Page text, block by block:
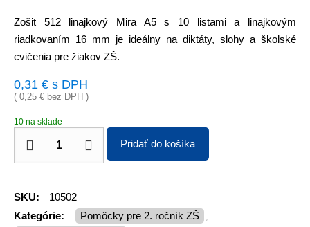
Zošit 512 linajkový Mira A5 s 10 listami a linajkovým
riadkovaním 16 mm je ideálny na diktáty, slohy a školské
cvičenia pre žiakov ZŠ.
0,31 € s DPH
( 0,25 € bez DPH )
10 na sklade
Pridať do košíka
SKU:
10502
Kategórie:
Pomôcky pre 2. ročník ZŠ ,